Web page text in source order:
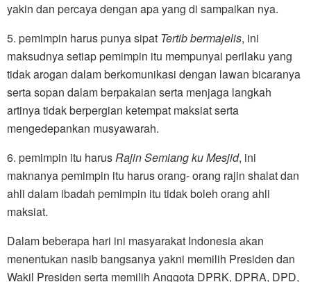
yakin dan percaya dengan apa yang di sampaikan nya.
5. pemimpin harus punya sipat Tertibbermajelis, ini
maksudnya setiap pemimpin itu mempunyai perilaku yang
tidak arogan dalam berkomunikasi dengan lawan bicaranya
serta sopan dalam berpakaian serta menjaga langkah
artinya tidak berpergian ketempat maksiat serta
mengedepankan musyawarah.
6. pemimpin itu harusRajin Semiang ku Mesjid, ini
maknanya pemimpin itu harus orang- orang rajin shalat dan
ahli dalam ibadah pemimpin itu tidak boleh orang ahli
maksiat.
Dalam beberapa hari ini masyarakat Indonesia akan
menentukan nasib bangsanya yakni memilih Presiden dan
Wakil Presiden serta memilih Anggota DPRK, DPRA, DPD,